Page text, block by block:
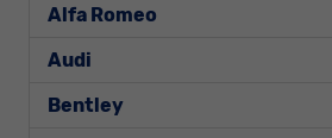
Alfa Romeo
Audi
Bentley